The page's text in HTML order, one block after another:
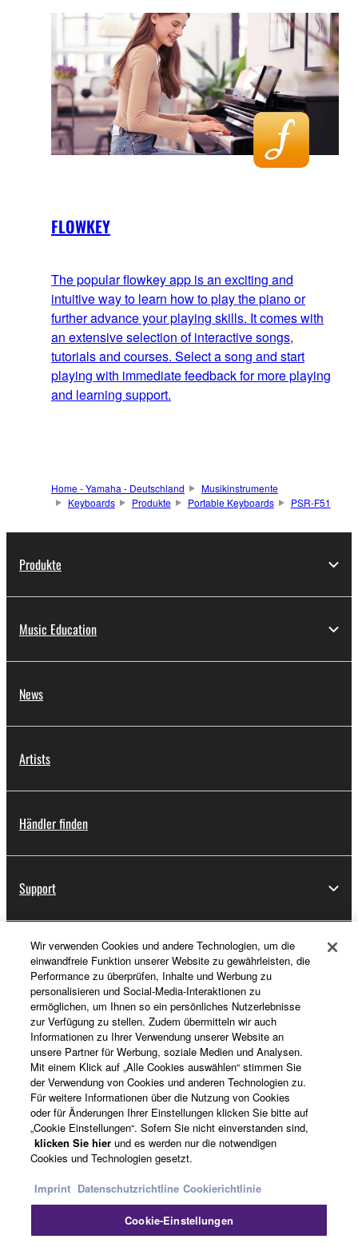
FLOWKEY
The popular flowkey app is an exciting and
intuitive way to learn how to play the piano or
further advance your playing skills. It comes with
an extensive selection of interactive songs,
tutorials and courses. Select a song and start
playing with immediate feedback for more playing
and learning support.
Home - Yamaha - Deutschland
Musikinstrumente
Keyboards
Produkte Portable Keyboards PSR-F51
Produkte
Music Education
News
Artists
Händler finden
Support
Registrierung von „Yamaha Music ID“
Über Yamaha
Deutschland - German
Business
Wir verwenden Cookies und andere Technologien, um die
einwandfreie Funktion unserer Website zu gewährleisten, die
Performance zu überprüfen, Inhalte und Werbung zu
personalisieren und Social-Media-Interaktionen zu
ermöglichen, um Ihnen so ein persönliches Nutzerlebnisse
zur Verfügung zu stellen. Zudem übermitteln wir auch
Informationen zu Ihrer Verwendung unserer Website an
unsere Partner für Werbung, soziale Medien und Analysen.
Mit einem Klick auf „Alle Cookies auswählen“ stimmen Sie
der Verwendung von Cookies und anderen Technologien zu.
Für weitere Informationen über die Nutzung von Cookies
oder für Änderungen Ihrer Einstellungen klicken Sie bitte auf
„Cookie Einstellungen“. Sofern Sie nicht einverstanden sind,
klicken Sie hier und es werden nur die notwendigen
Cookies und Technologien gesetzt.
Imprint Datenschutzrichtline Cookierichtlinie
Cookie-Einstellungen